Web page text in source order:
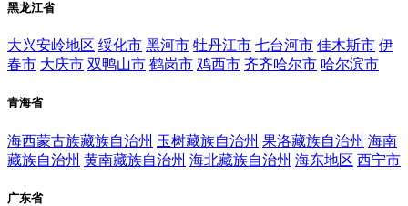
黑龙江省
大兴安岭地区 绥化市 黑河市 牡丹江市 七台河市 佳木斯市 伊
春市 大庆市 双鸭山市 鹤岗市 鸡西市 齐齐哈尔市 哈尔滨市
青海省
海西蒙古族藏族自治州 玉树藏族自治州 果洛藏族自治州 海南
藏族自治州 黄南藏族自治州 海北藏族自治州 海东地区 西宁市
广东省